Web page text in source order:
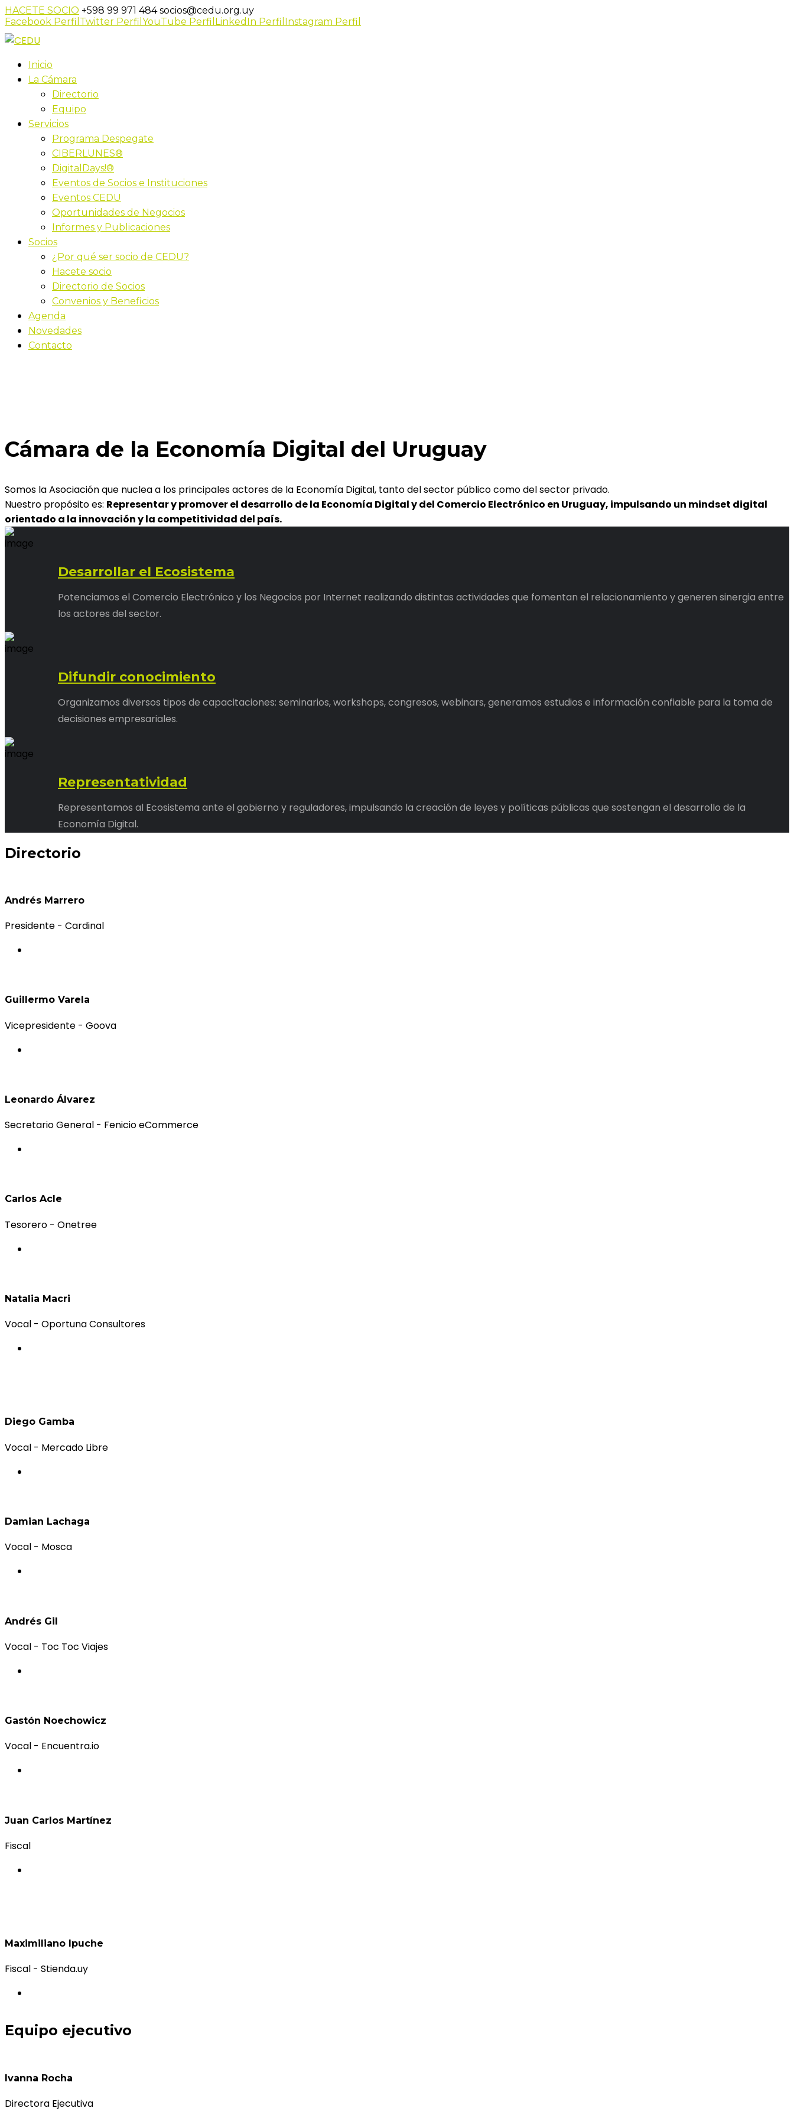
HACETE SOCIO +598 99 971 484socios@cedu.org.uy
Facebook Perfil Twitter Perfil YouTube Perfil LinkedIn Perfil Instagram Perfil
Inicio
La Cámara
Directorio
Equipo
Servicios
Programa Despegate
CIBERLUNES®
DigitalDays!®
Eventos de Socios e Instituciones
Eventos CEDU
Oportunidades de Negocios
Informes y Publicaciones
Socios
¿Por qué ser socio de CEDU?
Hacete socio
Directorio de Socios
Convenios y Beneficios
Agenda
Novedades
Contacto
Cámara de la Economía Digital del Uruguay
Somos la Asociación que nuclea a los principales actores de la Economía Digital, tanto del sector público como del sector privado.
Nuestro propósito es: Representar y promover el desarrollo de la Economía Digital y del Comercio Electrónico en Uruguay, impulsando un mindset digital
orientado a la innovación y la competitividad del país.
Desarrollar el Ecosistema
Potenciamos el Comercio Electrónico y los Negocios por Internet realizando distintas actividades que fomentan el relacionamiento y generen sinergia entre
los actores del sector.
Difundir conocimiento
Organizamos diversos tipos de capacitaciones: seminarios, workshops, congresos, webinars, generamos estudios e información confiable para la toma de
decisiones empresariales.
Representatividad
Representamos al Ecosistema ante el gobierno y reguladores, impulsando la creación de leyes y políticas públicas que sostengan el desarrollo de la
Economía Digital.
Directorio
Andrés Marrero
Presidente - Cardinal
Guillermo Varela
Vicepresidente - Goova
Leonardo Álvarez
Secretario General - Fenicio eCommerce
Carlos Acle
Tesorero - Onetree
Natalia Macri
Vocal - Oportuna Consultores
Diego Gamba
Vocal - Mercado Libre
Damian Lachaga
Vocal - Mosca
Andrés Gil
Vocal - Toc Toc Viajes
Gastón Noechowicz
Vocal - Encuentra.io
Juan Carlos Martínez
Fiscal
Maximiliano Ipuche
Fiscal - Stienda.uy
Equipo ejecutivo
Ivanna Rocha
Directora Ejecutiva